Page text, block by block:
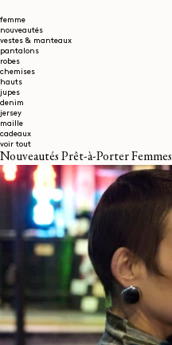
femme
nouveautés
vestes & manteaux
pantalons
robes
chemises
hauts
jupes
denim
jersey
maille
cadeaux
voir tout
Nouveautés Prêt-à-Porter Femmes